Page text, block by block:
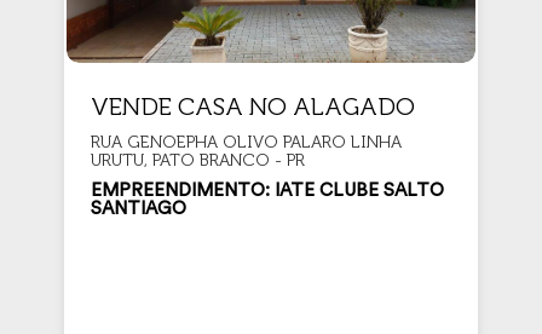
VENDE CASA NO ALAGADO
RUA GENOEPHA OLIVO PALARO LINHA
URUTU, PATO BRANCO - PR
EMPREENDIMENTO: IATE CLUBE SALTO
SANTIAGO